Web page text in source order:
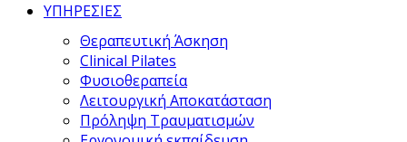
ΥΠΗΡΕΣΙΕΣ
Θεραπευτική Άσκηση
Clinical Pilates
Φυσιoθεραπεία
Λειτουργική Αποκατάσταση
Πρόληψη Τραυματισμών